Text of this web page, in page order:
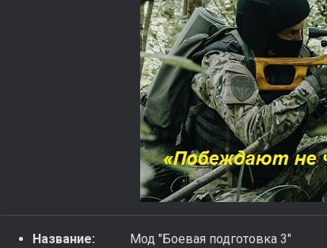
Название: Мод "Боевая подготовка 3"